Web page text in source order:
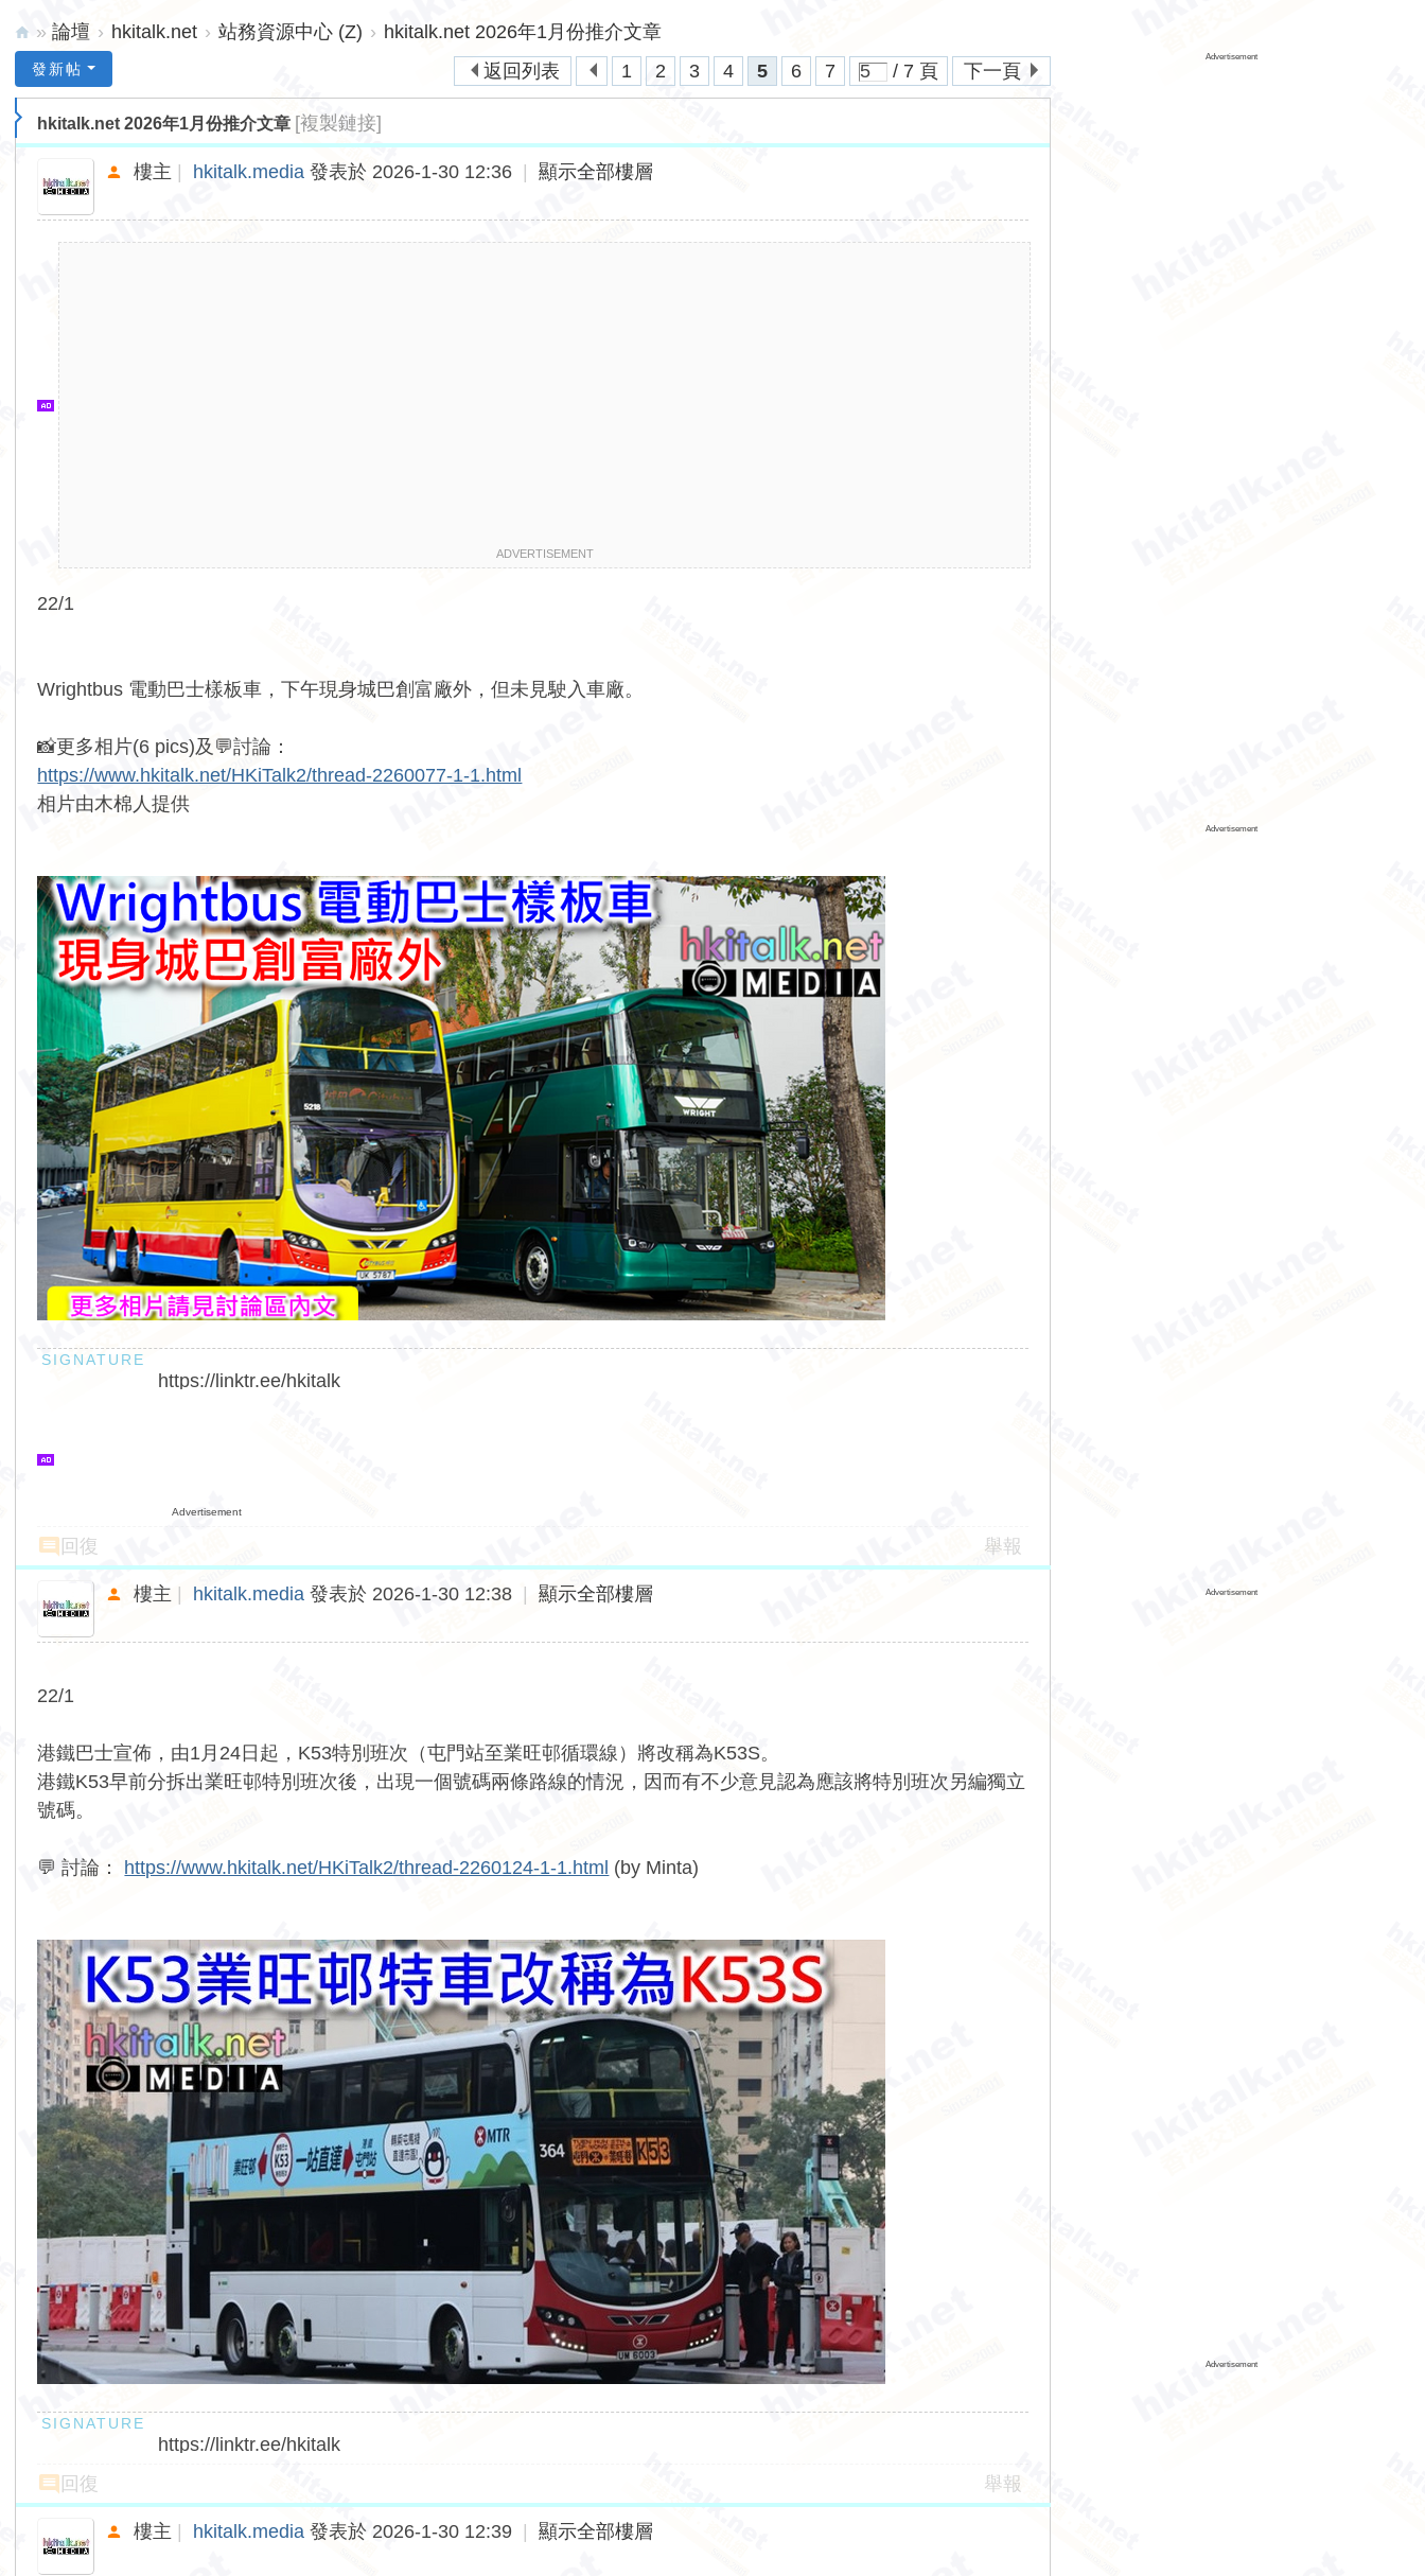
lk.
» 論壇 › hkitalk.net › 站務資源中心 (Z) › hkitalk.net 2026年1月份推介文章
1
2 3 4 5 6 7 / 7 頁 下一頁
返回列表
發新帖
hkitalk.net 2026年1月份推介文章 [複製鏈接]
樓主 hkitalk.media 發表於 2026-1-30 12:36 顯示全部樓層
ADVERTISEMENT
22/1
Wrightbus 電動巴士樣板車，下午現身城巴創富廠外，但未見駛入車廠。
📸更多相片(6 pics)及💬討論：
https://www.hkitalk.net/HKiTalk2/thread-2260077-1-1.html
相片由木棉人提供
https://linktr.ee/hkitalk
Advertisement
回復 舉報
樓主 hkitalk.media 發表於 2026-1-30 12:38 顯示全部樓層
22/1
港鐵巴士宣佈，由1月24日起，K53特別班次（屯門站至業旺邨循環線）將改稱為K53S。
港鐵K53早前分拆出業旺邨特別班次後，出現一個號碼兩條路線的情況，因而有不少意見認為應該將特別班次另編獨立
號碼。
💬 討論： https://www.hkitalk.net/HKiTalk2/thread-2260124-1-1.html (by Minta)
https://linktr.ee/hkitalk
回復
舉報
樓主 hkitalk.media 發表於 2026-1-30 12:39 顯示全部樓層
Advertisement
Advertisement
Advertisement
Advertisement